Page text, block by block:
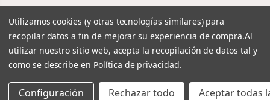
Utilizamos cookies (y otras tecnologías similares) para
recopilar datos a fin de mejorar su experiencia de compra.Al
utilizar nuestro sitio web, acepta la recopilación de datos tal y
como se describe en Política de privacidad.
Configuración Rechazar todo Aceptar todas